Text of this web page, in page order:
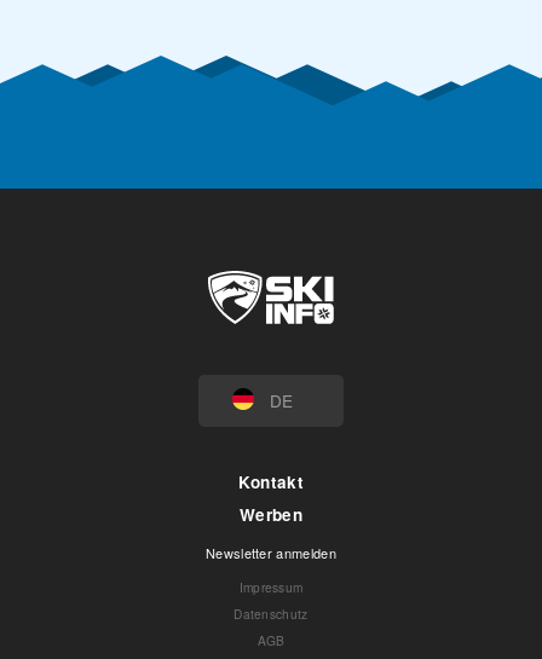
DE
Kontakt
Werben
Newsletter anmelden
Impressum
Datenschutz
AGB